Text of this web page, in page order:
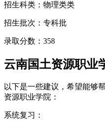
招生科类：物理类类
招生批次：专科批
录取分数：358
云南国土资源职业
以下是一些建议，希望能够
资源职业学院：
系统复习：